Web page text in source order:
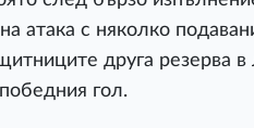
атака с няколко
друга резерва
гол.